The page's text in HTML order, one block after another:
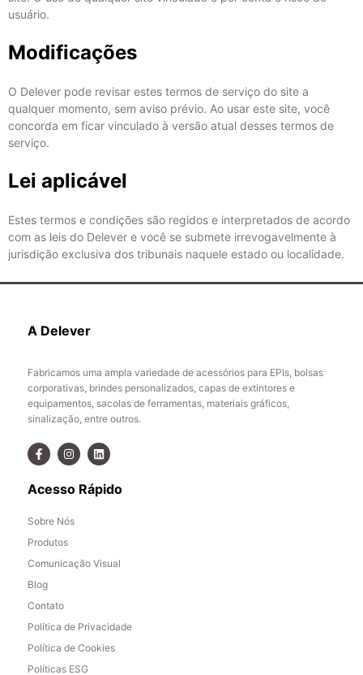
usuário.
Modificações
O Delever pode revisar estes termos de serviço do site a
qualquer momento, sem aviso prévio. Ao usar este site, você
concorda em ficar vinculado à versão atual desses termos de
serviço.
Lei aplicável
Estes termos e condições são regidos e interpretados de acordo
com as leis do Delever e você se submete irrevogavelmente à
jurisdição exclusiva dos tribunais naquele estado ou localidade.
A Delever
Fabricamos uma ampla variedade de acessórios para EPIs, bolsas
corporativas, brindes personalizados, capas de extintores e
equipamentos, sacolas de ferramentas, materiais gráficos,
sinalização, entre outros.
Acesso Rápido
Sobre Nós
Produtos
Comunicação Visual
Blog
Contato
Política de Privacidade
Política de Cookies
Políticas ESG